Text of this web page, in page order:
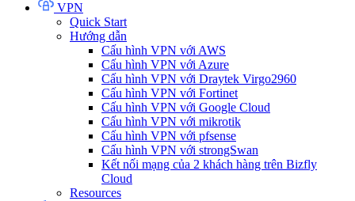
VPN
Quick Start
Hướng dẫn
Cấu hình VPN với AWS
Cấu hình VPN với Azure
Cấu hình VPN với Draytek Virgo2960
Cấu hình VPN với Fortinet
Cấu hình VPN với Google Cloud
Cấu hình VPN với mikrotik
Cấu hình VPN với pfsense
Cấu hình VPN với strongSwan
Kết nối mạng của 2 khách hàng trên Bizfly
Cloud
Resources